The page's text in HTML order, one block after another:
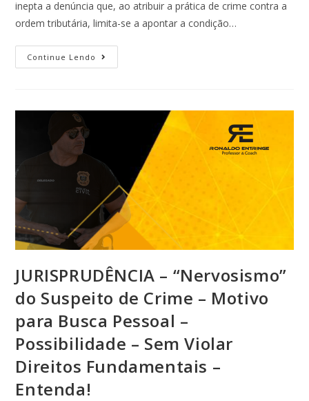
inepta a denúncia que, ao atribuir a prática de crime contra a
ordem tributária, limita-se a apontar a condição…
Continue Lendo
JURISPRUDÊNCIA – “Nervosismo”
do Suspeito de Crime – Motivo
para Busca Pessoal –
Possibilidade – Sem Violar
Direitos Fundamentais –
Entenda!